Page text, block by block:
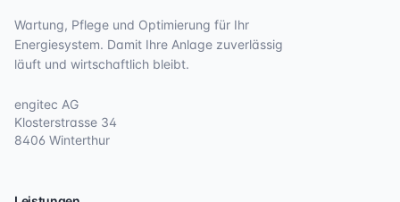
Wartung, Pflege und Optimierung für Ihr
Energiesystem. Damit Ihre Anlage zuverlässig
läuft und wirtschaftlich bleibt.
engitec AG
Klosterstrasse 34
8406 Winterthur